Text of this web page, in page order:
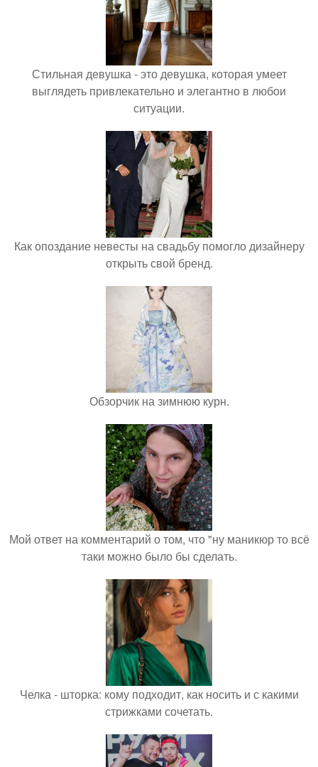
Стильная девушка - это девушка, которая умеет
выглядеть привлекательно и элегантно в любои
ситуации.
Как опоздание невесты на свадьбу помогло дизайнеру
открыть свой бренд.
Обзорчик на зимнюю курн.
Мой ответ на комментарий о том, что "ну маникюр то всё
таки можно было бы сделать.
Челка - шторка: кому подходит, как носить и с какими
стрижками сочетать.